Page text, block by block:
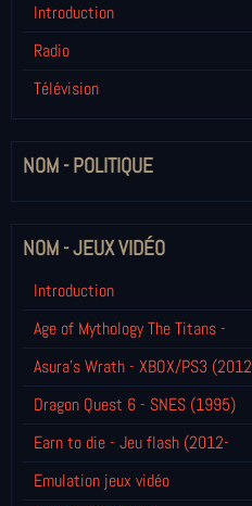
Introduction
Radio
Télévision
NOM - POLITIQUE
NOM - JEUX VIDÉO
Introduction
Age of Mythology The Titans -
Asura's Wrath - XBOX/PS3 (2012
Dragon Quest 6 - SNES (1995)
Earn to die - Jeu flash (2012-
Emulation jeux vidéo